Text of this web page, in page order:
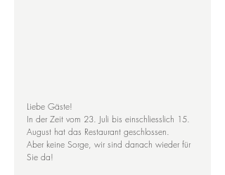
Liebe Gäste!
In der Zeit vom 23. Juli bis einschliesslich 15.
August hat das Restaurant geschlossen.
Aber keine Sorge, wir sind danach wieder für
Sie da!